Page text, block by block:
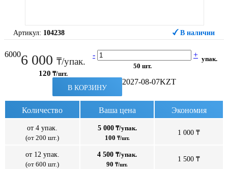
Артикул: 104238 В наличии
60006 000 ₸/упак.
120 ₸/шт.
- +
50 шт.
упак.
В КОРЗИНУ
2027-08-07KZT
Количество Ваша цена Экономия
от 4 упак.
(от 200 шт.)
5 000₸/упак.
100 ₸/шт.
1 000 ₸
от 12 упак.
(от 600 шт.)
4 500 ₸/упак.
90 ₸/шт.
1 500 ₸